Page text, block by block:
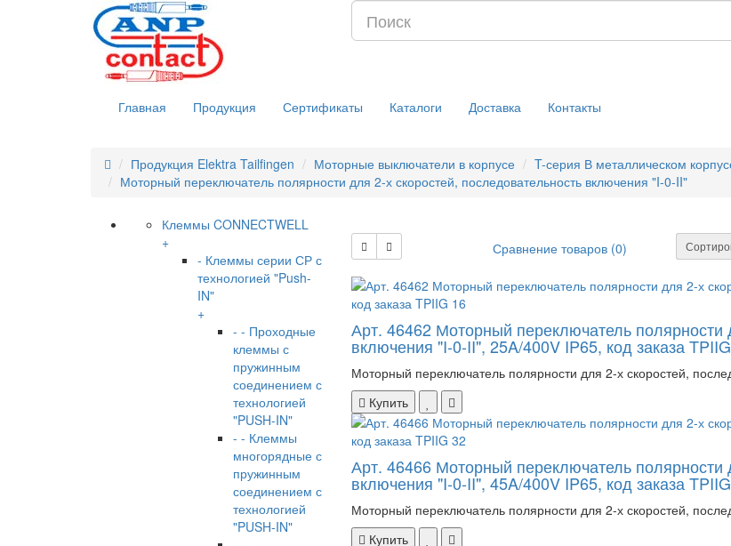
Главная Продукция Сертификаты Каталоги Доставка Контакты
Продукция Elektra Tailfingen Моторные выключатели в корпусе
T-серия В металлическом
Моторный переключатель полярности для 2-х скоростей, последовательность включения "I-0-II"
Клеммы CONNECTWELL
+
- Клеммы серии СР с
технологией "Push-
IN"
+
- - Проходные
клеммы с
пружинным
соединением с
технологией
"PUSH-IN"
- - Клеммы
многорядные с
пружинным
соединением с
технологией
"PUSH-IN"
Сравнение товаров (0)
Арт. 46462 Моторный переключатель полярности
включения "I-0-II", 25A/400V IP65, код заказа
Моторный переключатель полярности для 2-х скоростей,
Купить
Арт. 46466 Моторный переключатель полярности
включения "I-0-II", 45A/400V IP65, код заказа
Моторный переключатель полярности для 2-х скоростей,
Купить